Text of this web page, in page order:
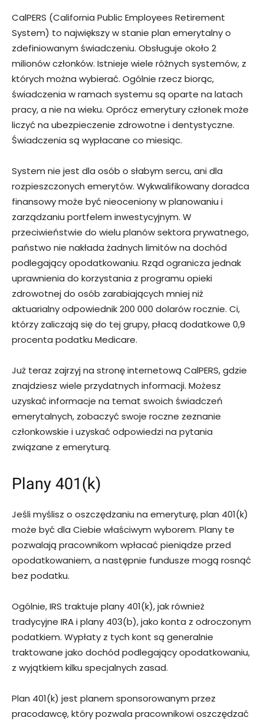
CalPERS (California Public Employees Retirement
System) to największy w stanie plan emerytalny o
zdefiniowanym świadczeniu. Obsługuje około 2
milionów członków. Istnieje wiele różnych systemów, z
których można wybierać. Ogólnie rzecz biorąc,
świadczenia w ramach systemu są oparte na latach
pracy, a nie na wieku. Oprócz emerytury członek może
liczyć na ubezpieczenie zdrowotne i dentystyczne.
Świadczenia są wypłacane co miesiąc.
System nie jest dla osób o słabym sercu, ani dla
rozpieszczonych emerytów. Wykwalifikowany doradca
finansowy może być nieoceniony w planowaniu i
zarządzaniu portfelem inwestycyjnym. W
przeciwieństwie do wielu planów sektora prywatnego,
państwo nie nakłada żadnych limitów na dochód
podlegający opodatkowaniu. Rząd ogranicza jednak
uprawnienia do korzystania z programu opieki
zdrowotnej do osób zarabiających mniej niż
aktuarialny odpowiednik 200 000 dolarów rocznie. Ci,
którzy zaliczają się do tej grupy, płacą dodatkowe 0,9
procenta podatku Medicare.
Już teraz zajrzyj na stronę internetową CalPERS, gdzie
znajdziesz wiele przydatnych informacji. Możesz
uzyskać informacje na temat swoich świadczeń
emerytalnych, zobaczyć swoje roczne zeznanie
członkowskie i uzyskać odpowiedzi na pytania
związane z emeryturą.
Plany 401(k)
Jeśli myślisz o oszczędzaniu na emeryturę, plan 401(k)
może być dla Ciebie właściwym wyborem. Plany te
pozwalają pracownikom wpłacać pieniądze przed
opodatkowaniem, a następnie fundusze mogą rosnąć
bez podatku.
Ogólnie, IRS traktuje plany 401(k), jak również
tradycyjne IRA i plany 403(b), jako konta z odroczonym
podatkiem. Wypłaty z tych kont są generalnie
traktowane jako dochód podlegający opodatkowaniu,
z wyjątkiem kilku specjalnych zasad.
Plan 401(k) jest planem sponsorowanym przez
pracodawcę, który pozwala pracownikowi oszczędzać